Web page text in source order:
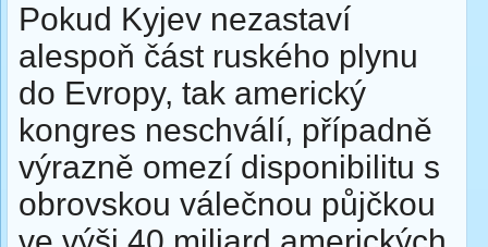
Pokud Kyjev nezastaví
alespoň část ruského plynu
do Evropy, tak americký
kongres neschválí, případně
výrazně omezí disponibilitu s
obrovskou válečnou půjčkou